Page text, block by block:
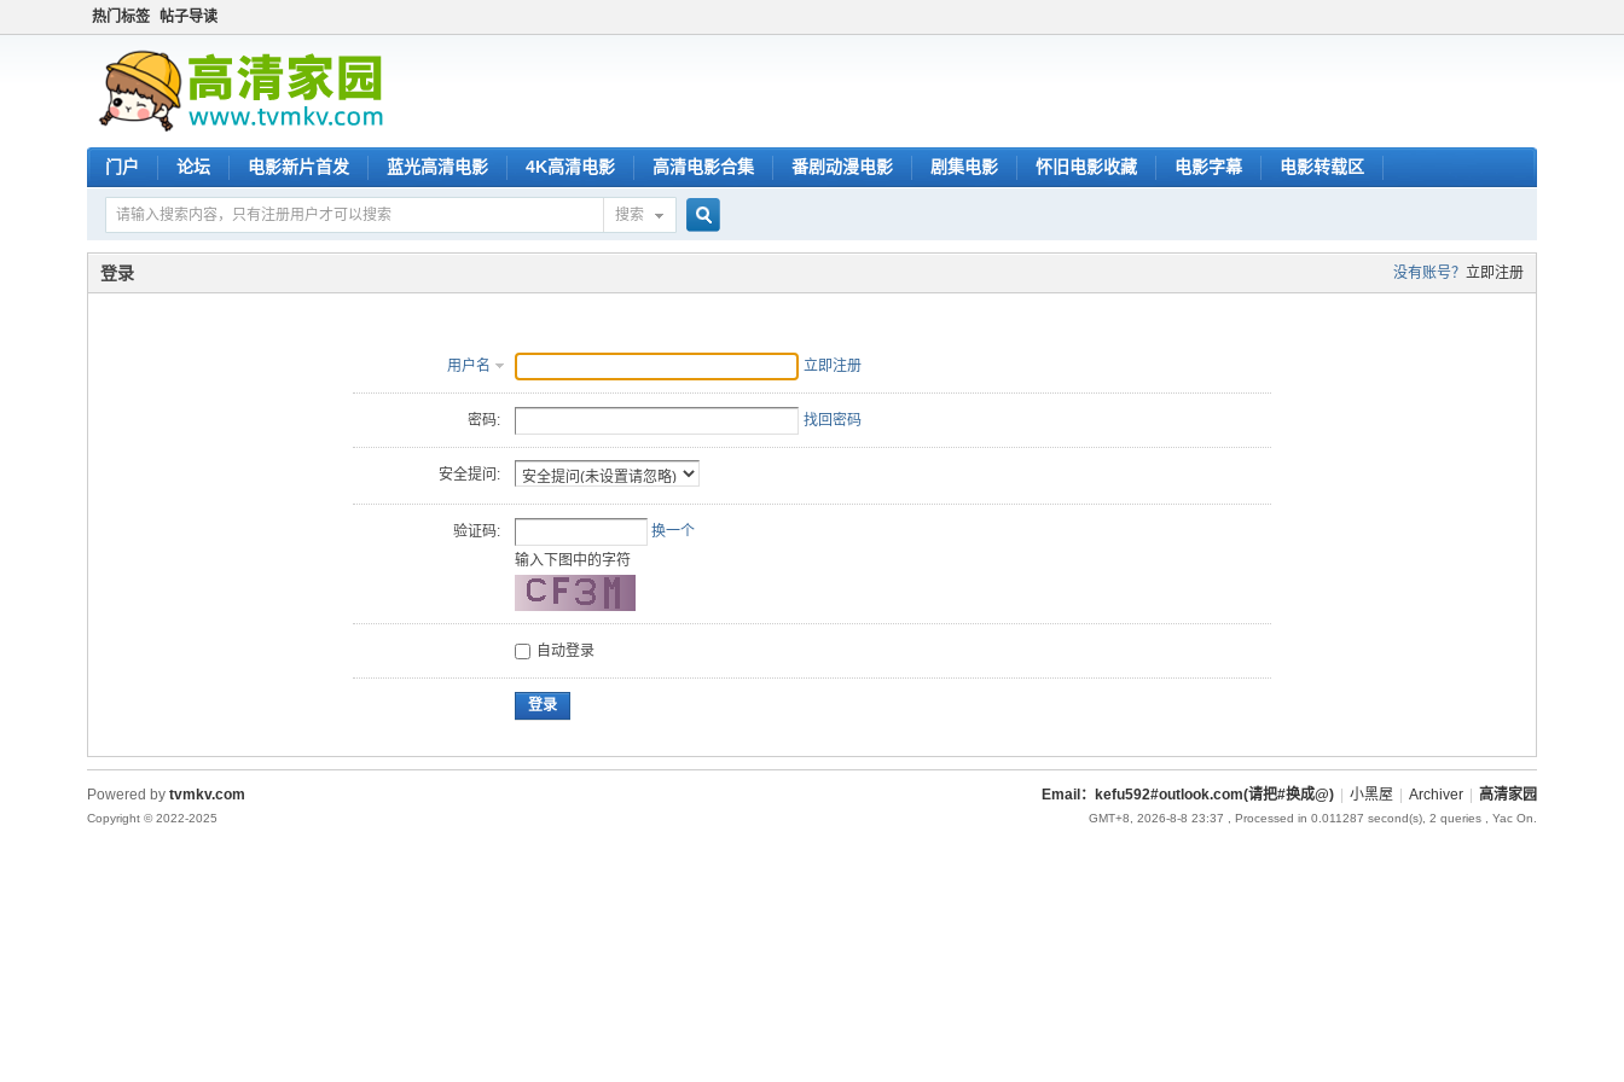
热门标签 帖子导读
门户 论坛 电影新片首发 蓝光高清电影 4K高清电影 高清电影合集 番剧动漫电影 剧集电影 怀旧电影收藏 电影字幕 电影转载区
搜索
搜
索
没有账号？ 立即注册
登录
用户名 立即注册
密码: 找回密码
安全提问:
验证码:
换一个
输入下图中的字符
自动登录
登录
Email：kefu592#outlook.com(请把#换成@) 小黑屋 Archiver 高清家园
GMT+8, 2026-8-8 23:37 , Processed in 0.011287 second(s), 2 queries , Yac On.
Powered by tvmkv.com
Copyright © 2022-2025